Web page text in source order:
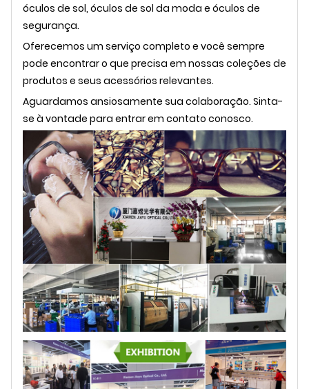
óculos de sol, óculos de sol da moda e óculos de
segurança.
Oferecemos um serviço completo e você sempre
pode encontrar o que precisa em nossas coleções de
produtos e seus acessórios relevantes.
Aguardamos ansiosamente sua colaboração. Sinta-
se à vontade para entrar em contato conosco.